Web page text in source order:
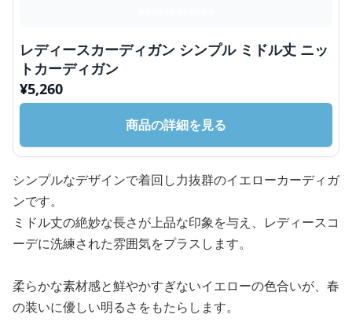
レディースカーディガン シンプル ミドル丈 ニッ
トカーディガン
¥5,260
商品の詳細を見る
シンプルなデザインで着回し力抜群のイエローカーディガ
ンです。
ミドル丈の絶妙な長さが上品な印象を与え、レディースコ
ーデに洗練された雰囲気をプラスします。
柔らかな素材感と鮮やかすぎないイエローの色合いが、春
の装いに優しい明るさをもたらします。